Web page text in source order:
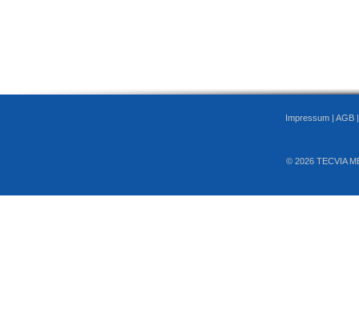
Impressum | AGB
© 2026 TECVIA